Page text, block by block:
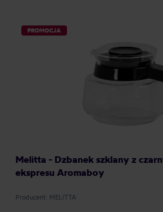
PROMOCJA
Melitta - Dzbanek szklany z
ekspresu Aromaboy
Producent: MELITTA